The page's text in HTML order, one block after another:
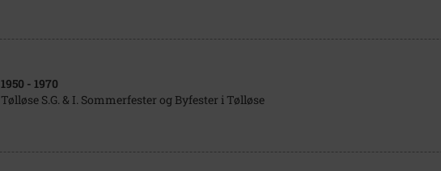
1950 - 1970
Tølløse S.G. & I. Sommerfester og Byfester i Tølløse